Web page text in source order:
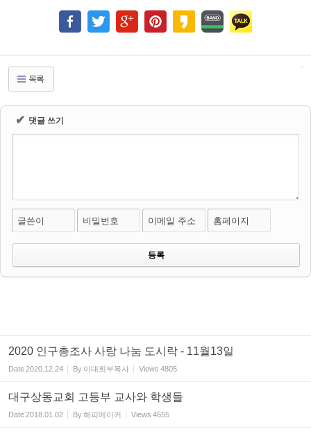
목록
✔ 댓글 쓰기
글쓴이 비밀번호 이메일 주소 홈페이지
2020 인구총조사 사랑 나눔 도시락 - 11월13일
Date2020.12.24 By 이대희부목사 Views 4805
대구상동교회 고등부 교사와 학생들
Date2018.01.02 By해피메이커 Views 4655